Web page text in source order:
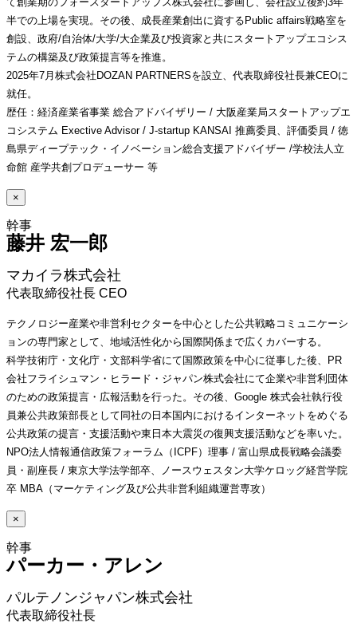
半での上場を実現。その後、成長産業創出に資するPublic affairs戦略室を
創設、政府/自治体/大学/大企業及び投資家と共にスタートアップエコシス
テムの構築及び政策提言等を推進。
2025年7月株式会社DOZAN PARTNERSを設立、代表取締役社長兼CEOに
就任。
歴任：経済産業省事業 総合アドバイザリー / 大阪産業局スタートアップエ
コシステム Exective Advisor / J-startup KANSAI 推薦委員、評価委員 / 徳
島県ディープテック・イノベーション総合支援アドバイザー /学校法人立
命館 産学共創プロデューサー 等
×
藤井 宏一郎
マカイラ株式会社
代表取締役社長 CEO
テクノロジー産業や非営利セクターを中心とした公共戦略コミュニケーシ
ョンの専門家として、地域活性化から国際関係まで広くカバーする。
科学技術庁・文化庁・文部科学省にて国際政策を中心に従事した後、PR
会社フライシュマン・ヒラード・ジャパン株式会社にて企業や非営利団体
のための政策提言・広報活動を行った。その後、Google 株式会社執行役
員兼公共政策部長として同社の日本国内におけるインターネットをめぐる
公共政策の提言・支援活動や東日本大震災の復興支援活動などを率いた。
NPO法人情報通信政策フォーラム（ICPF）理事 / 富山県成長戦略会議委
員・副座長 / 東京大学法学部卒、ノースウェスタン大学ケロッグ経営学院
卒 MBA（マーケティング及び公共非営利組織運営専攻）
×
パーカー・アレン
パルテノンジャパン株式会社
代表取締役社長